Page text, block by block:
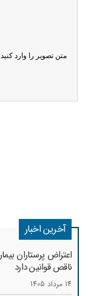
متن تصویر را وارد کنید:
آخرین اخبار
اعتراض پرستاران
ناقص قوانین دارد
14 مرداد 1405